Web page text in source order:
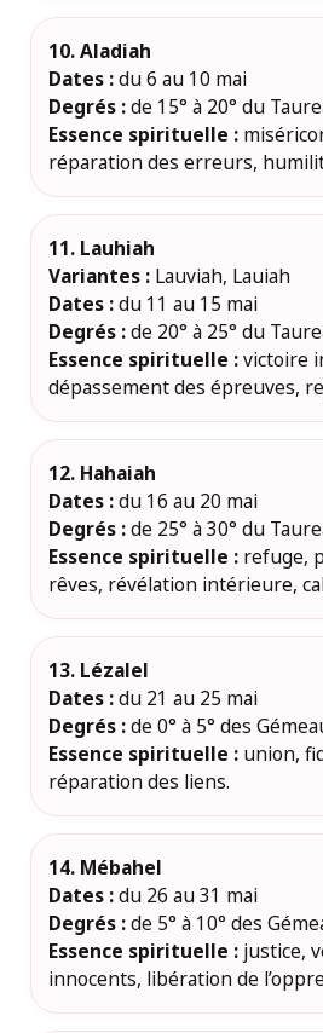
10. Aladiah
Dates :du 6 au 10 mai
Degrés :de 15° à 20° du
Essence spirituelle :
réparation des erreurs,
11. Lauhiah
Variantes : Lauviah, Lauiah
Dates :du 11 au 15 mai
Degrés :de 20° à 25° du
Essence spirituelle :victoire
dépassement des épreuves,
12. Hahaiah
Dates :du 16 au 20 mai
Degrés :de 25° à 30° du
Essence spirituelle : refuge,
rêves, révélation intérieure,
13. Lézalel
Dates :du 21 au 25 mai
Degrés :de 0° à 5° des
Essence spirituelle : union,
réparation des liens.
14. Mébahel
Dates :du 26 au 31 mai
Degrés :de 5° à 10° des
Essence spirituelle : justice,
innocents, libération de